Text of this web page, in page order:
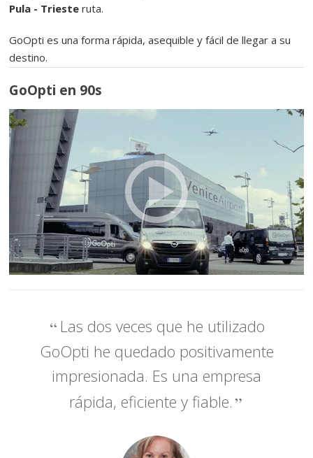
Pula - Trieste ruta.
GoOpti es una forma rápida, asequible y fácil de llegar a su
destino.
GoOpti en 90s
Las dos veces que he utilizado
GoOpti he quedado positivamente
impresionada. Es una empresa
rápida, eficiente y fiable.